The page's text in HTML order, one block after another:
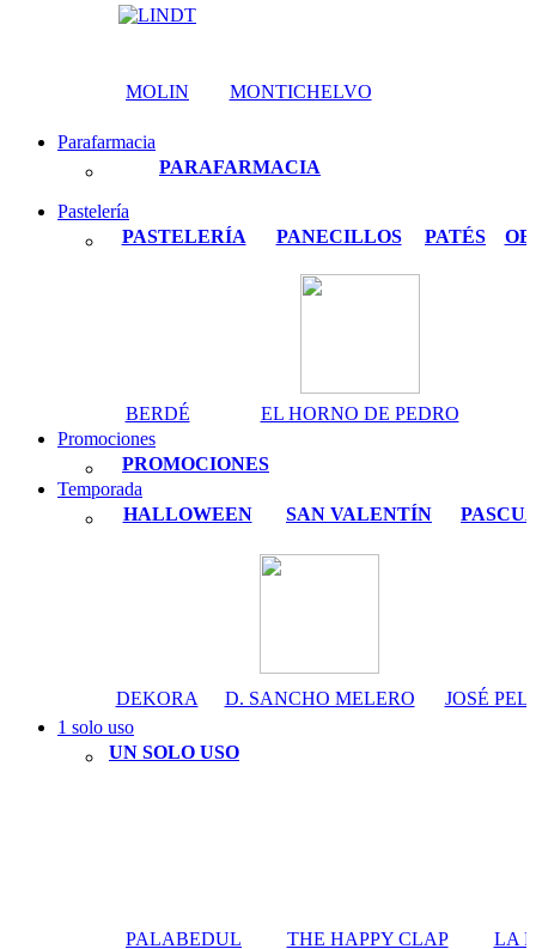
MOLIN MONTICHELVO
Parafarmacia
PARAFARMACIA
Pastelería
PASTELERÍA
PANECILLOS PATÉS
BERDÉ
EL HORNO DE PEDRO
Promociones
PROMOCIONES
Temporada
HALLOWEEN
SAN VALENTÍN
DEKORA D. SANCHO MELERO
JOSÉ
1 solo uso
UN SOLO USO
PALABEDUL THE HAPPY CLAP LA